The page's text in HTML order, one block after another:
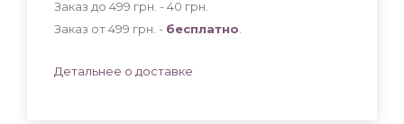
Заказ до 499 грн. - 40 грн
Заказ от 499 грн. - бесплатно
Детальнее о доставке